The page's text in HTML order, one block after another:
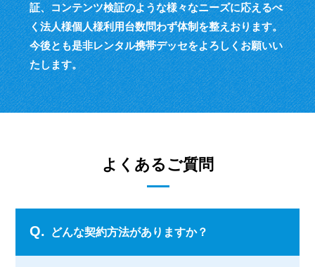
証、コンテンツ検証のような様々なニーズに応えるべ
く法人様個人様利用台数問わず体制を整えおります。
今後とも是非レンタル携帯デッセをよろしくお願いい
たします。
よくあるご質問
Q. どんな契約方法がありますか？